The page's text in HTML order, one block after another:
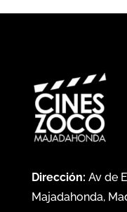
Dirección: Av de
Majadahonda,